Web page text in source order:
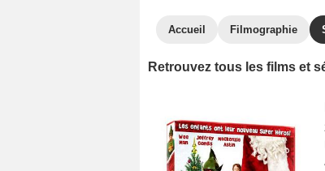
Accueil Filmographie
Retrouvez tous les films et